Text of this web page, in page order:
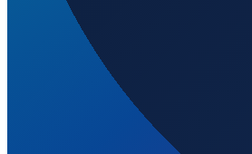
Shenzhen